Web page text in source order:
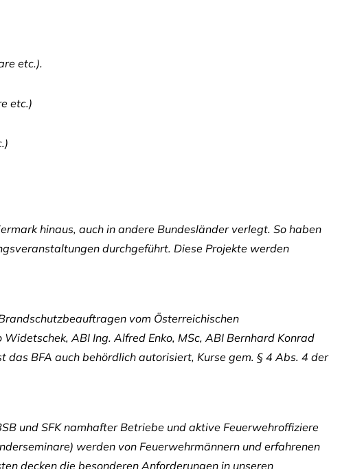
etc.).
etc.)
hinaus, auch in andere Bundesländer verlegt. So haben
durchgeführt. Diese Projekte werden
vom Österreichischen
Widetschek, ABI Ing. Alfred Enko, MSc, ABI Bernhard Konrad
BFA auch behördlich autorisiert, Kurse gem. § 4 Abs. 4 der
und SFK namhafter Betriebe und aktive Feuerwehroffiziere
werden von Feuerwehrmännern und erfahrenen
decken die besonderen Anforderungen in unseren